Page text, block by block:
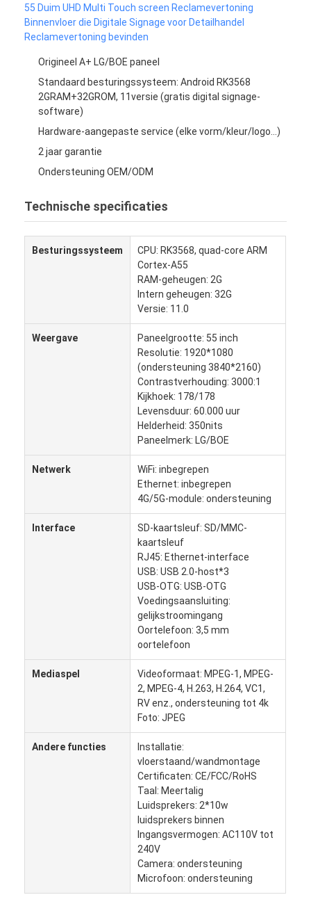
Thuis
Digitaal LCD-signaal voor binnenruimtes
Openluchtlcd Digitale Signage
vloer die lcd digitale signage bevinden zich
55 Duim UHD Multi Touch screen Reclamevertoning
Binnenvloer die Digitale Signage voor Detailhandel
Reclamevertoning bevinden
Origineel A+ LG/BOE paneel
Standaard besturingssysteem: Android RK3568
2GRAM+32GROM, 11versie (gratis digital signage-
software)
Hardware-aangepaste service (elke vorm/kleur/logo...)
2 jaar garantie
Ondersteuning OEM/ODM
Technische specificaties
Besturingssysteem
CPU: RK3568, quad-core ARM
Cortex-A55
RAM-geheugen: 2G
Intern geheugen: 32G
Versie: 11.0
Weergave
Paneelgrootte: 55 inch
Resolutie: 1920*1080
(ondersteuning 3840*2160)
Contrastverhouding: 3000:1
Kijkhoek: 178/178
Levensduur: 60.000 uur
Helderheid: 350nits
Paneelmerk: LG/BOE
Netwerk
WiFi: inbegrepen
Ethernet: inbegrepen
4G/5G-module: ondersteuning
Interface
SD-kaartsleuf: SD/MMC-
kaartsleuf
RJ45: Ethernet-interface
USB: USB 2.0-host*3
USB-OTG: USB-OTG
Voedingsaansluiting:
gelijkstroomingang
Oortelefoon: 3,5 mm
oortelefoon
Mediaspel
Videoformaat: MPEG-1, MPEG-
2, MPEG-4, H.263, H.264, VC1,
RV enz., ondersteuning tot 4k
Foto: JPEG
Andere functies
Installatie:
vloerstaand/wandmontage
Certificaten: CE/FCC/RoHS
Taal: Meertalig
Luidsprekers: 2*10w
luidsprekers binnen
Ingangsvermogen: AC110V tot
240V
Camera: ondersteuning
Microfoon: ondersteuning